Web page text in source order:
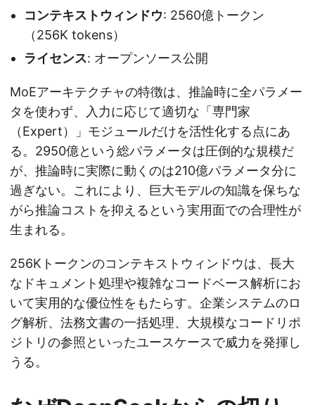
コンテキストウィンドウ: 2560億トークン
（256K tokens）
ライセンス: オープンソース公開
MoEアーキテクチャの特徴は、推論時に全パラメー
タを使わず、入力に応じて適切な「専門家
（Expert）」モジュールだけを活性化する点にあ
る。2950億という総パラメータは圧倒的な規模だ
が、推論時に実際に動くのは210億パラメータ分に
過ぎない。これにより、巨大モデルの知識を保ちな
がら推論コストを抑えるという実用面での合理性が
生まれる。
256Kトークンのコンテキストウィンドウは、長大
なドキュメント処理や複雑なコードベース解析にお
いて実用的な優位性をもたらす。企業システムのロ
グ解析、法務文書の一括処理、大規模なコードリポ
ジトリの参照といったユースケースで威力を発揮し
うる。